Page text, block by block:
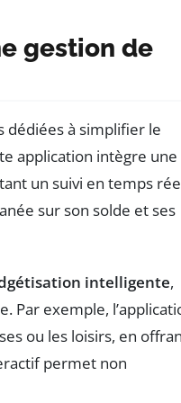
gestion de
dédiées à simplifier le
application intègre une
un suivi en temps
sur son solde et ses
intelligente,
Par exemple,
ou les loisirs, en
permet non